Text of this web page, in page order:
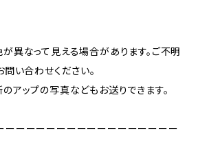
異なって見える場合があります。ご不明
い合わせください。
アップの写真などもお送りできます。
ーーーーーーーーーーーーーーーーー